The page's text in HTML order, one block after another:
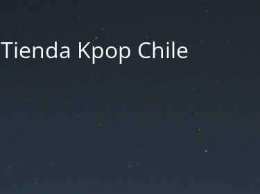
Tienda Kpop Chile